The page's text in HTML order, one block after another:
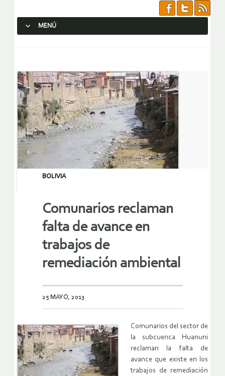
MENÚ
BOLIVIA
Comunarios reclaman
falta de avance en
trabajos de
remediación ambiental
25 MAYO, 2013
Comunarios del sector de
la subcuenca Huanuni
reclaman la falta de
avance que existe en los
trabajos de remediación